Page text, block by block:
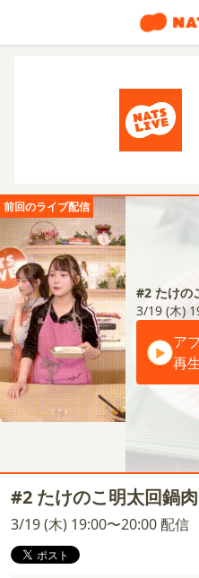
前回のライブ配信
#2 たけの
3/19 (木)
ア
再
#2 たけのこ明太回鍋肉
3/19 (木) 19:00〜20:00 配信